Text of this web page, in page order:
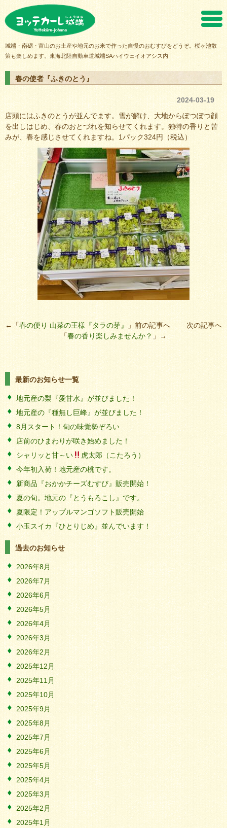
城端・南砺・富山のお土産や地元のお米で作った自慢のおむすびをどうぞ。桜ヶ池散
策も楽しめます。東海北陸自動車道城端SAハイウェイオアシス内
春の使者『ふきのとう』
2024-03-19
店頭にはふきのとうが並んでます。雪が解け、大地からぽつぽつ顔
を出しはじめ、春のおとづれを知らせてくれます。独特の香りと苦
みが、春を感じさせてくれますね。1パック324円（税込）
←「春の便り 山菜の王様『タラの芽』
」前の記事へ 次の記事へ
「春の香り楽しみませんか？ 」→
最新のお知らせ一覧
地元産の梨『愛甘水』が並びました！
地元産の『種無し巨峰』が並びました！
8月スタート！旬の味覚勢ぞろい
店前のひまわりが咲き始めました！
シャリッと甘～い
虎太郎（こたろう）
今年初入荷！地元産の桃です。
新商品『おかかチーズむすび』販売開始！
夏の旬。地元の『とうもろこし』です。
夏限定！アップルマンゴソフト販売開始
小玉スイカ『ひとりじめ』並んでいます！
過去のお知らせ
2026年8月
2026年7月
2026年6月
2026年5月
2026年4月
2026年3月
2026年2月
2025年12月
2025年11月
2025年10月
2025年9月
2025年8月
2025年7月
2025年6月
2025年5月
2025年4月
2025年3月
2025年2月
2025年1月